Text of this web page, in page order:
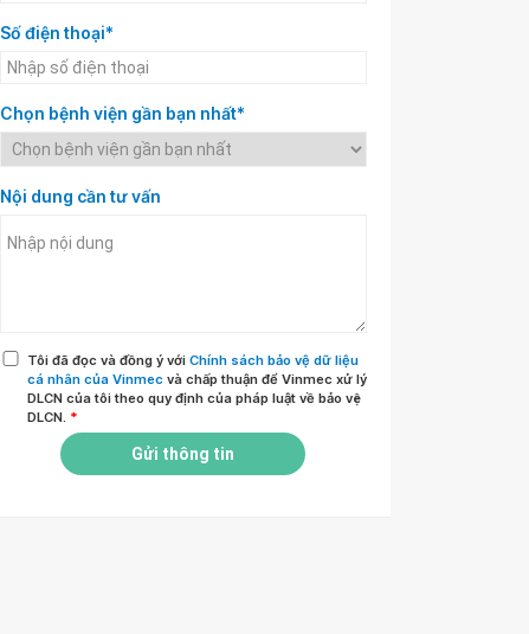
Số điện thoại*
Chọn bệnh viện gần bạn nhất*
Nội dung cần tư vấn
Tôi đã đọc và đồng ý với Chính sách bảo vệ dữ liệu
cá nhân của Vinmec và chấp thuận để Vinmec xử lý
DLCN của tôi theo quy định của pháp luật về bảo vệ
DLCN. *
Gửi thông tin